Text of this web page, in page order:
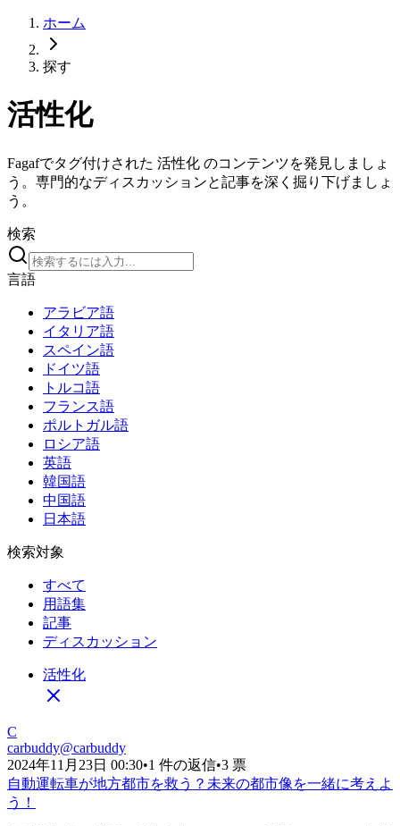
ホーム
探す
活性化
Fagafでタグ付けされた 活性化 のコンテンツを発見しましょ
う。専門的なディスカッションと記事を深く掘り下げましょ
う。
検索
言語
アラビア語
イタリア語
スペイン語
ドイツ語
トルコ語
フランス語
ポルトガル語
ロシア語
英語
韓国語
中国語
日本語
検索対象
すべて
用語集
記事
ディスカッション
活性化
C
carbuddy@carbuddy
2024年11月23日 00:30•1 件の返信•3 票
自動運転車が地方都市を救う？未来の都市像を一緒に考えよ
う！